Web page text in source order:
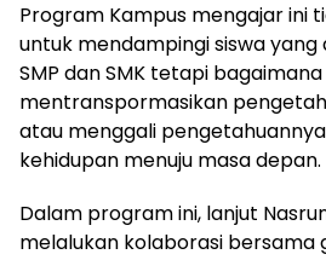
Program Kampus mengajar ini
untuk mendampingi siswa yang
SMP dan SMK tetapi
mentranspormasikan
atau menggali
kehidupan menuju masa depan.
Dalam program ini, lanjut
melalukan kolaborasi bersama